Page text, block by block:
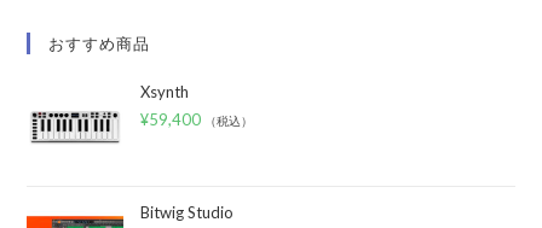
おすすめ商品
Xsynth
¥59,400 （税込）
Bitwig Studio